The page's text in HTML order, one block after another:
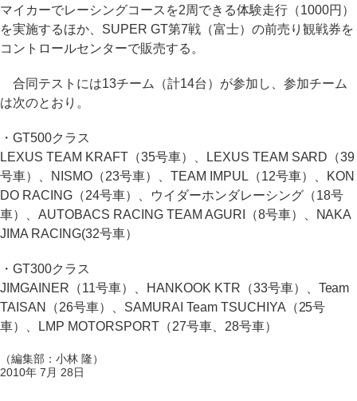
マイカーでレーシングコースを2周できる体験走行（1000円）
を実施するほか、SUPER GT第7戦（富士）の前売り観戦券を
コントロールセンターで販売する。
合同テストには13チーム（計14台）が参加し、参加チーム
は次のとおり。
・GT500クラス
LEXUS TEAM KRAFT（35号車）、LEXUS TEAM SARD（39
号車）、NISMO（23号車）、TEAM IMPUL（12号車）、KON
DO RACING（24号車）、ウイダーホンダレーシング（18号
車）、AUTOBACS RACING TEAM AGURI（8号車）、NAKA
JIMA RACING(32号車）
・GT300クラス
JIMGAINER（11号車）、HANKOOK KTR（33号車）、Team
TAISAN（26号車）、SAMURAI Team TSUCHIYA（25号
車）、LMP MOTORSPORT（27号車、28号車）
（編集部：小林 隆）
2010年 7月 28日